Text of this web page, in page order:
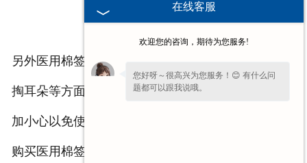
另外医用棉签的除了能够擦拭药水还能进行对化妆、
掏耳朵等方面进行应用，只是在使用医用棉签时应多
加小心以免使其棉签的木棒伤害自己。
购买医用棉签时，一定要选择正规厂家产品哦！也要
在线客服
欢迎您的咨询，期待为您服务!
您好呀～很高兴为您服务！😊 有什么问
题都可以跟我说哦。